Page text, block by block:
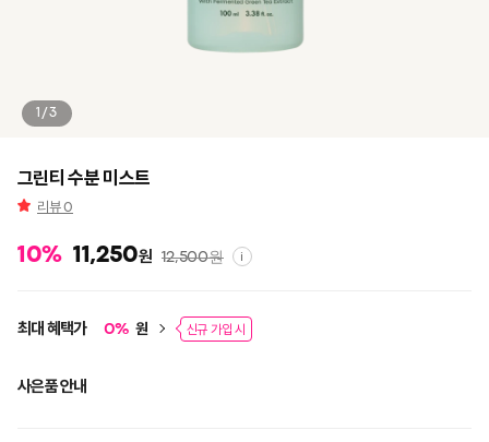
1/3
그린티 수분 미스트
리뷰0
10% 11,250원 12,500원 i
최대 혜택가 0% 원 신규 가입 시
사은품 안내